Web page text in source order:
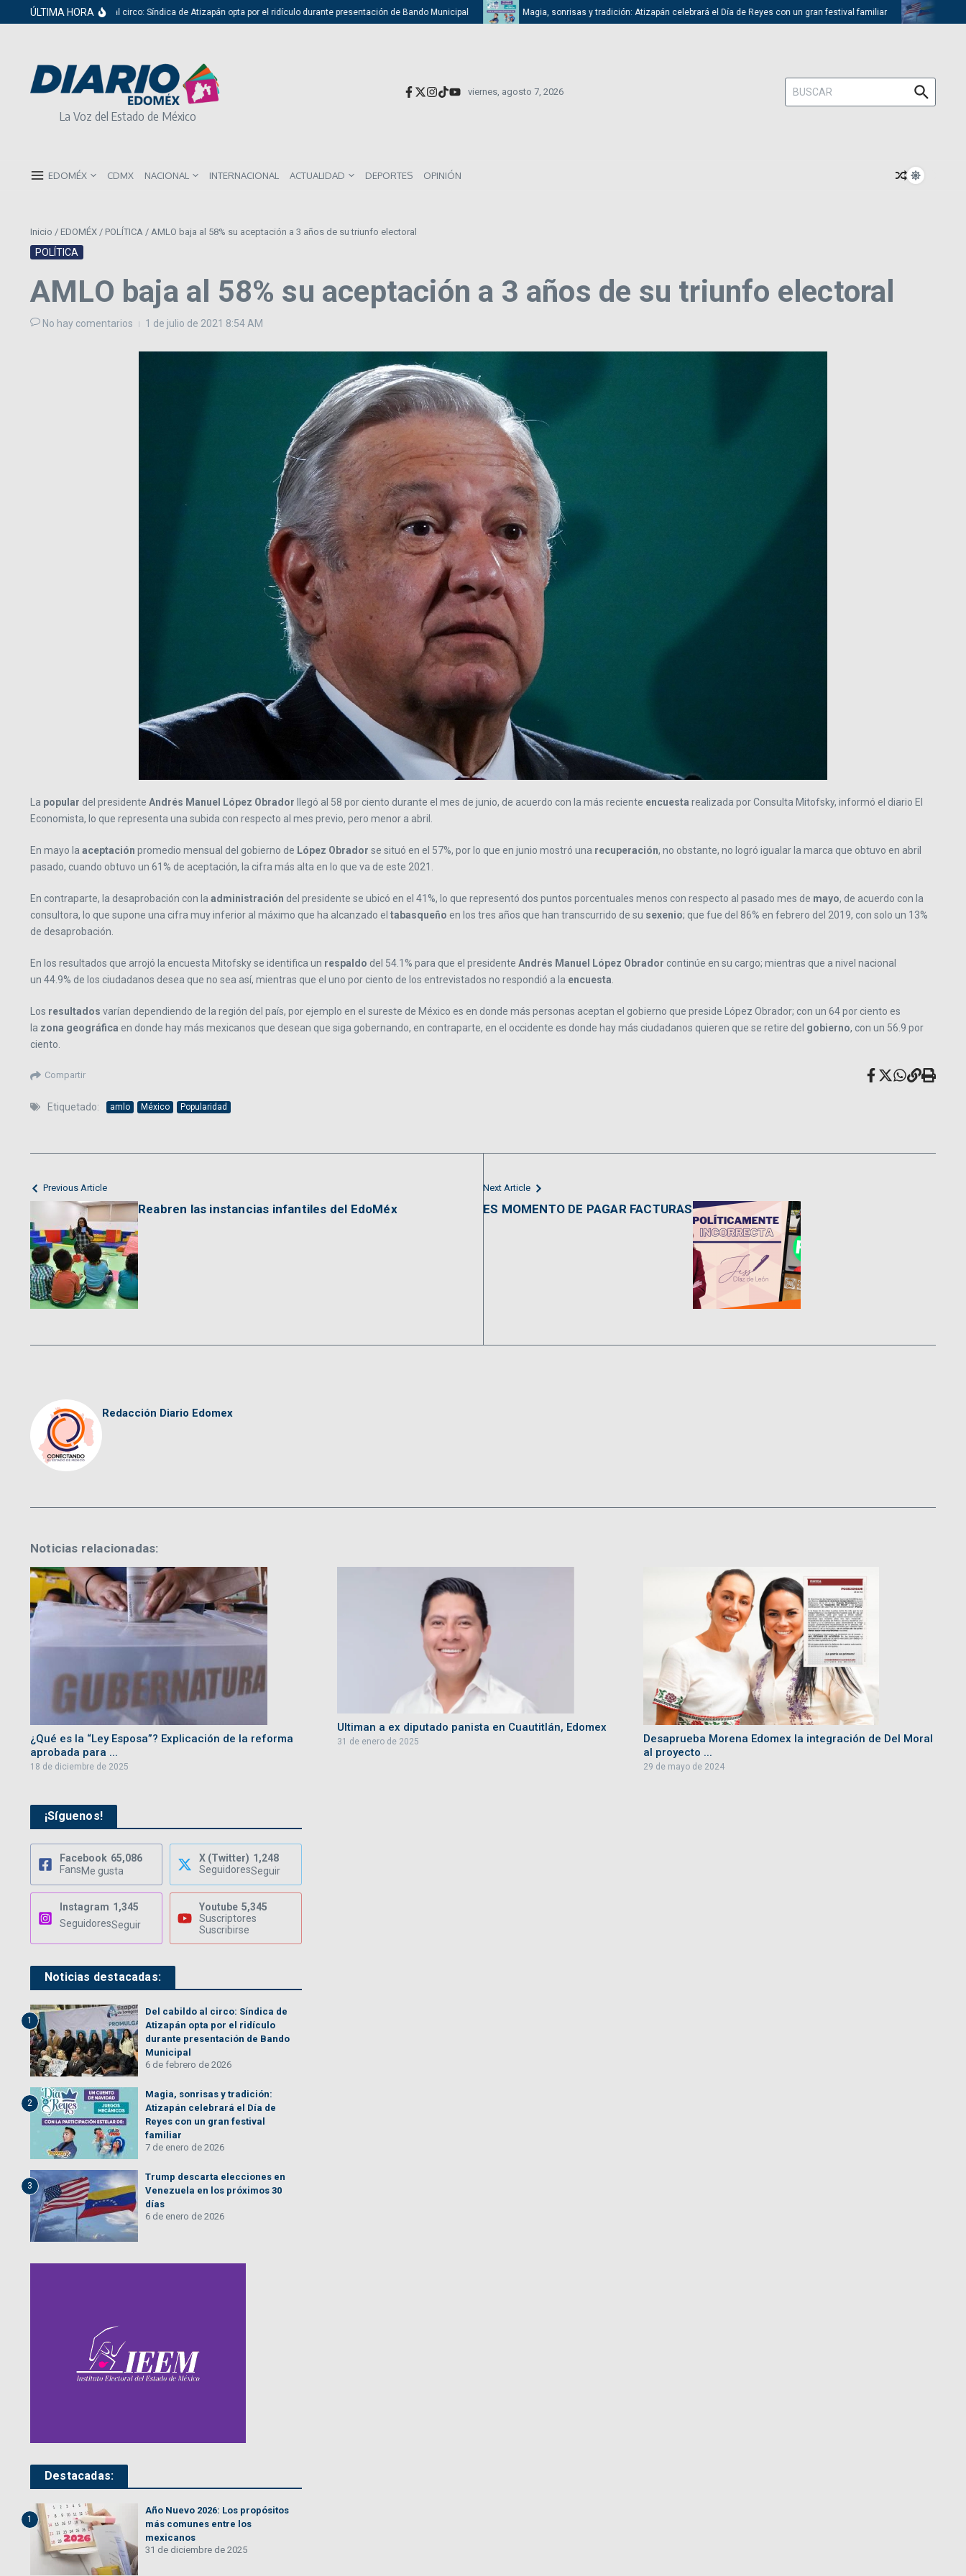
Saltar al contenido
ÚLTIMA HORA
Del cabildo al circo: Síndica de Atizapán opta por el ridículo durante presentación de Bando Municipal Magia, sonrisas y tradición: Atizapán celebrará el Día de Reyes con un gran festival familiar Trump
La Voz del Estado de México
viernes, agosto 7, 2026
Buscar:
EDOMÉX CDMX NACIONAL INTERNACIONAL ACTUALIDAD DEPORTES OPINIÓN
Inicio / EDOMÉX / POLÍTICA / AMLO baja al 58% su aceptación a 3 años de su triunfo electoral
POLÍTICA
AMLO baja al 58% su aceptación a 3 años de su triunfo electoral
No hay comentarios 1 de julio de 2021 8:54 AM
La popular del presidente Andrés Manuel López Obrador llegó al 58 por ciento durante el mes de junio, de acuerdo con la más reciente encuesta realizada por Consulta Mitofsky, informó el diario El
Economista, lo que representa una subida con respecto al mes previo, pero menor a abril.
En mayo la aceptación promedio mensual del gobierno de López Obrador se situó en el 57%, por lo que en junio mostró una recuperación, no obstante, no logró igualar la marca que obtuvo en abril
pasado, cuando obtuvo un 61% de aceptación, la cifra más alta en lo que va de este 2021.
En contraparte, la desaprobación con la administración del presidente se ubicó en el 41%, lo que representó dos puntos porcentuales menos con respecto al pasado mes de mayo, de acuerdo con la
consultora, lo que supone una cifra muy inferior al máximo que ha alcanzado el tabasqueño en los tres años que han transcurrido de su sexenio; que fue del 86% en febrero del 2019, con solo un 13%
de desaprobación.
En los resultados que arrojó la encuesta Mitofsky se identifica un respaldo del 54.1% para que el presidente Andrés Manuel López Obrador continúe en su cargo; mientras que a nivel nacional
un 44.9% de los ciudadanos desea que no sea así, mientras que el uno por ciento de los entrevistados no respondió a la encuesta.
Los resultados varían dependiendo de la región del país, por ejemplo en el sureste de México es en donde más personas aceptan el gobierno que preside López Obrador; con un 64 por ciento es
la zona geográfica en donde hay más mexicanos que desean que siga gobernando, en contraparte, en el occidente es donde hay más ciudadanos quieren que se retire del gobierno, con un 56.9 por
ciento.
Compartir
Etiquetado: amlo México Popularidad
Previous Article
Reabren las instancias infantiles del EdoMéx
Next Article
ES MOMENTO DE PAGAR FACTURAS
Redacción Diario Edomex
Noticias relacionadas:
¿Qué es la “Ley Esposa”? Explicación de la reforma
aprobada para ...
18 de diciembre de 2025
Ultiman a ex diputado panista en Cuautitlán, Edomex
31 de enero de 2025
Desaprueba Morena Edomex la integración de Del Moral
al proyecto ...
29 de mayo de 2024
¡Síguenos!
Facebook 65,086
FansMe gusta
X (Twitter) 1,248
SeguidoresSeguir
Instagram 1,345
SeguidoresSeguir
Youtube 5,345
Suscriptores
Suscribirse
Noticias destacadas:
1
Del cabildo al circo: Síndica de
Atizapán opta por el ridículo
durante presentación de Bando
Municipal
6 de febrero de 2026
2
Magia, sonrisas y tradición:
Atizapán celebrará el Día de
Reyes con un gran festival
familiar
7 de enero de 2026
3
Trump descarta elecciones en
Venezuela en los próximos 30
días
6 de enero de 2026
Destacadas:
1
Año Nuevo 2026: Los propósitos
más comunes entre los
mexicanos
31 de diciembre de 2025